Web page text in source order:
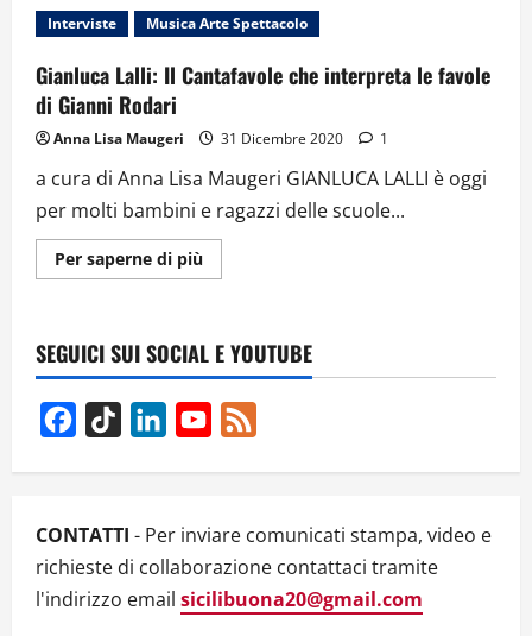
FAVOLE
AL
ARRIVA
IN
TOUR
DEL
GIANLUCA
LALLI
Interviste Musica Arte Spettacolo
Gianluca Lalli: Il Cantafavole che interpreta le favole
di Gianni Rodari
Anna Lisa Maugeri 31 Dicembre 2020 1
a cura di Anna Lisa Maugeri GIANLUCA LALLI è oggi
per molti bambini e ragazzi delle scuole...
Per saperne di piùUlteriori
informazioni
Il
Cantafavole
che
le
favole
di
Rodari
SEGUICI SUI SOCIAL E YOUTUBE
Facebook
TikTok LinkedInYouTube
CONTATTI - Per inviare comunicati stampa, video e
richieste di collaborazione contattaci tramite
l'indirizzo email sicilibuona20@gmail.com